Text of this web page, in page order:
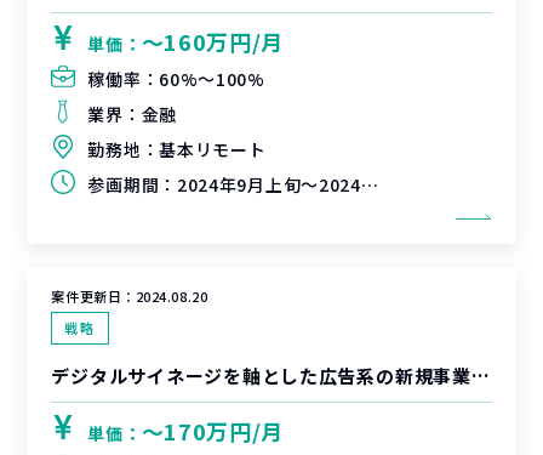
単価： 〜160万円/月
稼働率： 60%〜100%
業界： 金融
勤務地：基本リモート
参画期間： 2024年9月上旬～2024年10月中旬
案件更新日： 2024.08.20
戦略
デジタルサイネージを軸とした広告系の新規事業推進
単価： 〜170万円/月